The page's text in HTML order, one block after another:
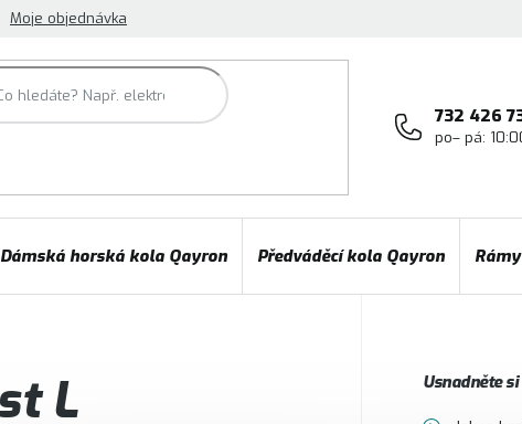
Moje objednávka
732 426
po– pá:
Dámská horská kola Qayron Předváděcí kola Qayron
L Usnadněte